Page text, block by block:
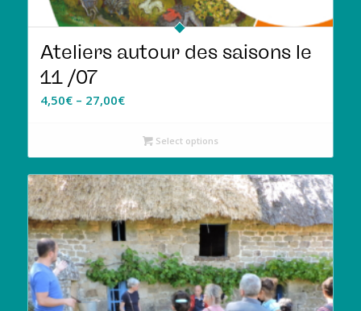
Ateliers autour des saisons le
11 /07
4,50€– 27,00€
Select options